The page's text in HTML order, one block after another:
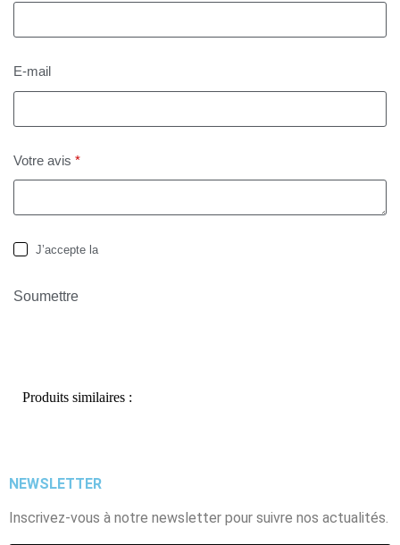
E-mail
Votre avis *
J’accepte la
Soumettre
Produits similaires :
NEWSLETTER
Inscrivez-vous à notre newsletter pour suivre nos actualités.